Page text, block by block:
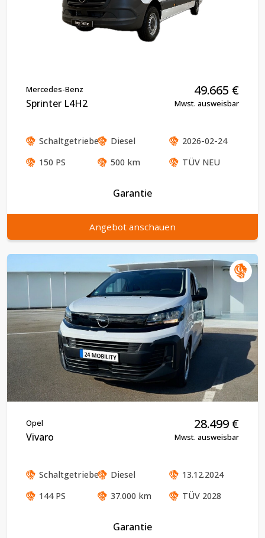
Mercedes-Benz
Sprinter L4H2
49.665 €
Mwst. ausweisbar
Schaltgetriebe Diesel
2026-02-24
150 PS 500 km TÜV NEU
Garantie
Angebot anschauen
Opel
Vivaro
28.499 €
Mwst. ausweisbar
Schaltgetriebe Diesel
13.12.2024
144PS 37.000 km TÜV 2028
Garantie